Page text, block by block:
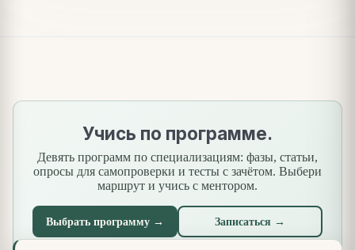
Учись по программе.
Девять программ по специализациям: фазы, статьи,
опросы для самопроверки и тесты с зачётом. Выбери
маршрут и учись с ментором.
Выбрать программу → Записаться →